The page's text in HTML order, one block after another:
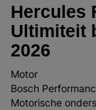
Hercules
Ultimiteit
2026
Motor
Bosch
Motorische